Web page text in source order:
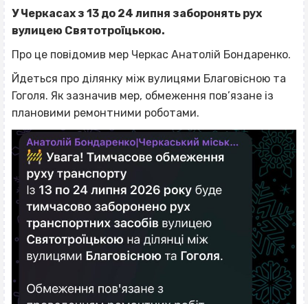
У Черкасах з 13 до 24 липня заборонять рух
вулицею Святотроїцькою.
Про це повідомив мер Черкас Анатолій Бондаренко.
Йдеться про ділянку між вулицями Благовісною та
Гоголя. Як зазначив мер, обмеження пов’язане із
плановими ремонтними роботами.